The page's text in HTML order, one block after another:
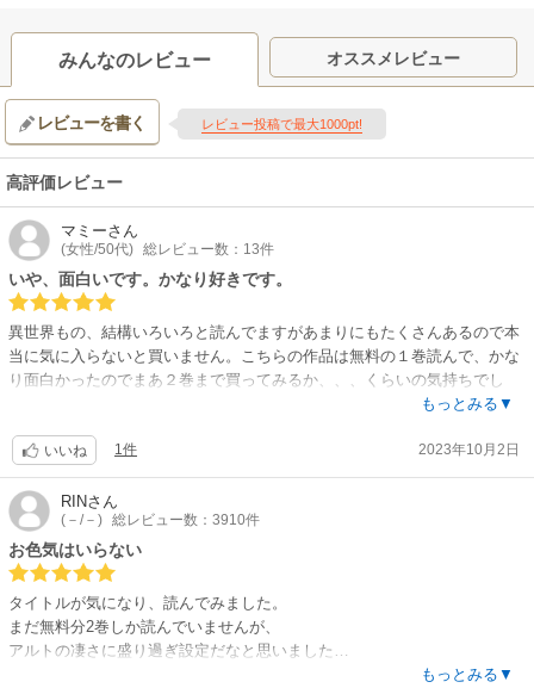
みんなのレビュー オススメレビュー
レビューを書く レビュー投稿で最大1000pt!
高評価レビュー
マミーさん
(女性/50代) 総レビュー数：13件
いや、面白いです。かなり好きです。
異世界もの、結構いろいろと読んでますがあまりにもたくさんあるので本
当に気に入らないと買いません。こちらの作品は無料の１巻読んで、かな
り面白かったのでまあ２巻まで買ってみるか、、、くらいの気持ちでし
た。ところが読んでみて本当に面白い！！！購入して大正解でした！！！
ーのページは特に美しいです。ストーリーはサクサクっとテンポよく、ス
カッとさせてくれるので読み後も爽快。カッコいい漫画だと思う。次回作
が心底楽しみです。
もっとみる▼
いいね 1件 2023年10月2日
RINさん
(－/－) 総レビュー数：3910件
お色気はいらない
タイトルが気になり、読んでみました。
まだ無料分2巻しか読んでいませんが、
アルトの凄さに盛り過ぎ設定だなと思いました…
ウルクは血まみれで討伐をする強い女性で好感を持っていましたが、シャ
もっとみる▼